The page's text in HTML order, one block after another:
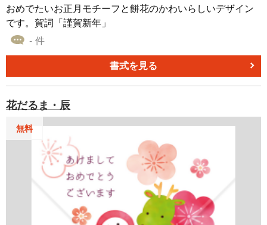
おめでたいお正月モチーフと餅花のかわいらしいデザイン
です。賀詞「謹賀新年」
- 件
書式を見る
花だるま・辰
無料